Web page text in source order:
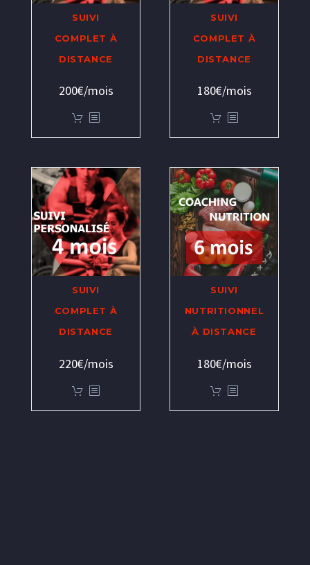
SUIVI
COMPLET À
DISTANCE
200€/mois
SUIVI
COMPLET À
DISTANCE
180€/mois
SUIVI
COMPLET À
DISTANCE
220€/mois
SUIVI
NUTRITIONNEL
À DISTANCE
180€/mois